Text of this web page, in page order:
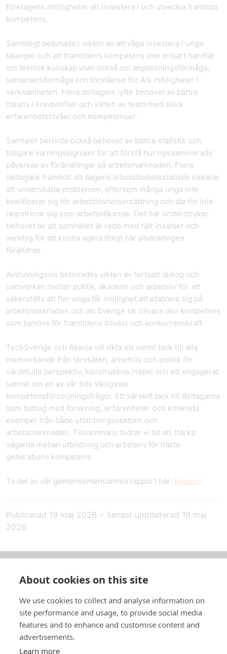
företagens möjligheter att investera i och utveckla framtida
kompetens.
Samtidigt betonades vikten av att våga investera i unga
talanger och att framtidens kompetens inte enbart handlar
om teknisk kunskap utan också om anpassningsförmåga,
samarbetsförmåga och förståelse för AIs möjligheter i
verksamheten. Flera deltagare lyfte behovet av bättre
balans i kravprofiler och vikten av team med olika
erfarenhetsnivåer och kompetenser.
Samtalet berörde också behovet av bättre statistik och
tidigare varningssignaler för att förstå hur nyexaminerade
påverkas av förändringar på arbetsmarknaden. Flera
deltagare framhöll att dagens arbetslöshetsstatistik riskerar
att underskatta problemen, eftersom många unga inte
kvalificerar sig för arbetslöshetsersättning och därför inte
registrerar sig som arbetssökande. Det här understryker
behovet av att samhället är redo med rätt insatser och
verktyg för att kunna agera tidigt när utvecklingen
förändras.
Avslutningsvis betonades vikten av fortsatt dialog och
samverkan mellan politik, akademi och arbetsliv för att
säkerställa att fler unga får möjlighet att etablera sig på
arbetsmarknaden och att Sverige tar tillvara den kompetens
som behövs för framtidens tillväxt och konkurrenskraft.
TechSverige och Akavia vill rikta ett varmt tack till alla
medverkande från lärosäten, arbetsliv och politik för
värdefulla perspektiv, konstruktiva inspel och ett engagerat
samtal om en av vår tids viktigaste
kompetensförsörjningsfrågor. Ett särskilt tack till deltagarna
som bidrog med forskning, erfarenheter och konkreta
exempel från både utbildningssektorn och
arbetsmarknaden. Tillsammans bidrar vi till att stärka
vägarna mellan utbildning och arbetsliv för nästa
generations kompetens.
Ta del av vår gemensemensamma rapport här: Rapport
Publicerad 19 maj 2026 • Senast uppdaterad 19 maj
2026
In English
Standardavtal
About cookies on this site
We use cookies to collect and analyse information on
site performance and usage, to provide social media
features and to enhance and customise content and
advertisements.
Learn more